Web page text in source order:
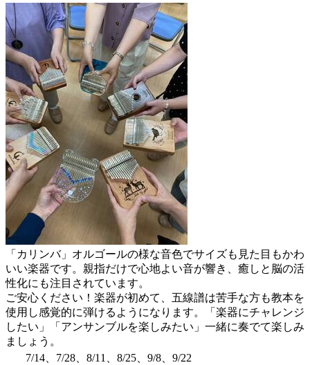
「カリンバ」オルゴールの様な音色でサイズも見た目もかわ
いい楽器です。親指だけで心地よい音が響き、癒しと脳の活
性化にも注目されています。
ご安心ください！楽器が初めて、五線譜は苦手な方も教本を
使用し感覚的に弾けるようになります。「楽器にチャレンジ
したい」「アンサンブルを楽しみたい」一緒に奏でて楽しみ
ましょう。
7/14、7/28、8/11、8/25、9/8、9/22